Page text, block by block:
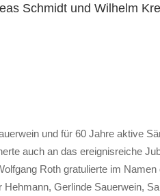
Schmidt und Wilhelm
und für 60 Jahre aktive
auch an das ereignisreiche
Roth gratulierte im
Gerlinde Sauerwein,